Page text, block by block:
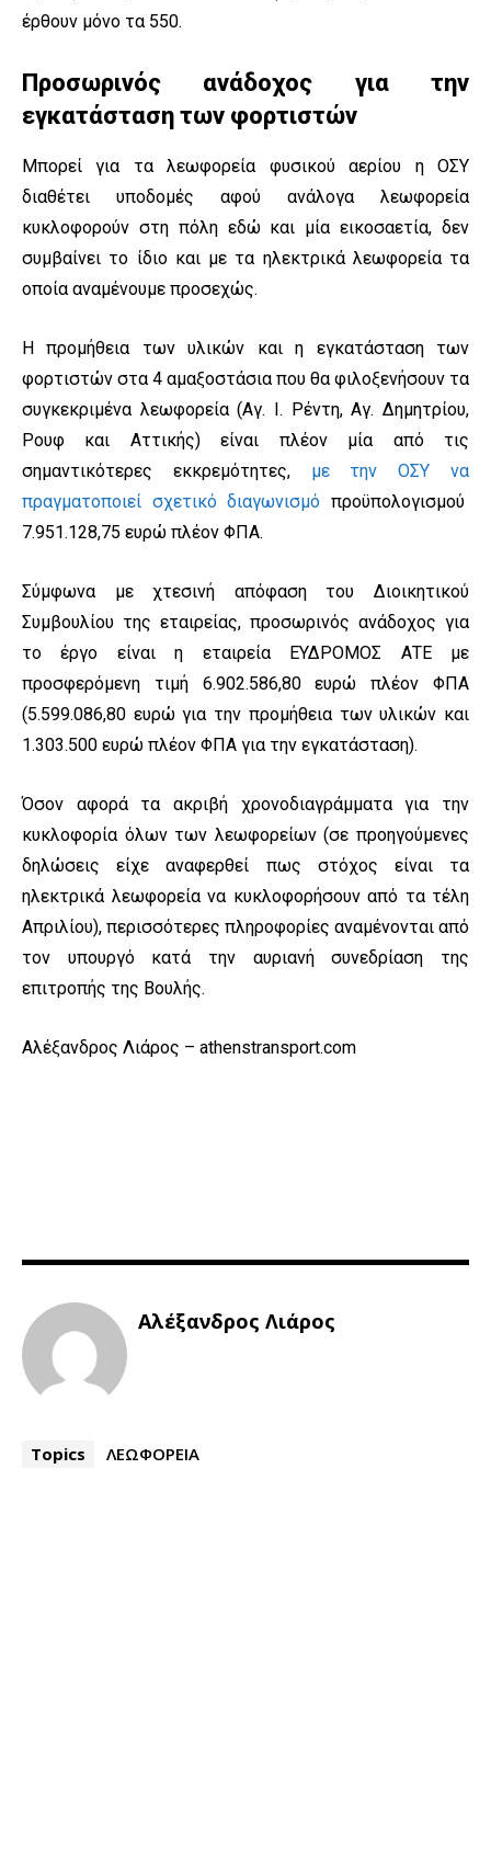
έρθουν μόνο τα 550.
Προσωρινός ανάδοχος για την
εγκατάσταση των φορτιστών
Μπορεί για τα λεωφορεία φυσικού αερίου η ΟΣΥ
διαθέτει υποδομές αφού ανάλογα λεωφορεία
κυκλοφορούν στη πόλη εδώ και μία εικοσαετία, δεν
συμβαίνει το ίδιο και με τα ηλεκτρικά λεωφορεία τα
οποία αναμένουμε προσεχώς.
Η προμήθεια των υλικών και η εγκατάσταση των
φορτιστών στα 4 αμαξοστάσια που θα φιλοξενήσουν τα
συγκεκριμένα λεωφορεία (Αγ. Ι. Ρέντη, Αγ. Δημητρίου,
Ρουφ και Αττικής) είναι πλέον μία από τις
σημαντικότερες εκκρεμότητες, με την ΟΣΥ να
πραγματοποιεί σχετικό διαγωνισμό προϋπολογισμού
7.951.128,75 ευρώ πλέον ΦΠΑ.
Σύμφωνα με χτεσινή απόφαση του Διοικητικού
Συμβουλίου της εταιρείας, προσωρινός ανάδοχος για
το έργο είναι η εταιρεία ΕΥΔΡΟΜΟΣ ΑΤΕ με
προσφερόμενη τιμή 6.902.586,80 ευρώ πλέον ΦΠΑ
(5.599.086,80 ευρώ για την προμήθεια των υλικών και
1.303.500 ευρώ πλέον ΦΠΑ για την εγκατάσταση).
Όσον αφορά τα ακριβή χρονοδιαγράμματα για την
κυκλοφορία όλων των λεωφορείων (σε προηγούμενες
δηλώσεις είχε αναφερθεί πως στόχος είναι τα
ηλεκτρικά λεωφορεία να κυκλοφορήσουν από τα τέλη
Απριλίου), περισσότερες πληροφορίες αναμένονται από
τον υπουργό κατά την αυριανή συνεδρίαση της
επιτροπής της Βουλής.
Αλέξανδρος Λιάρος – athenstransport.com
Αλέξανδρος Λιάρος
Topics ΛΕΩΦΟΡΕΙΑ